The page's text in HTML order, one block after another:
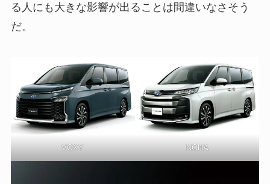
る人にも大きな影響が出ることは間違いなさそう
だ。
VOXY NOHA